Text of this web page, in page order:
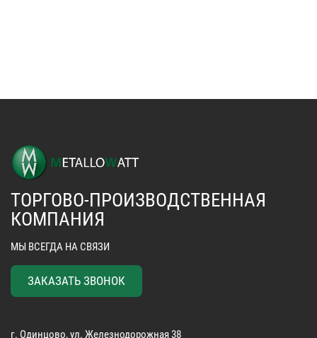
ТОРГОВО-ПРОИЗВОДСТВЕННАЯ
КОМПАНИЯ
МЫ ВСЕГДА НА СВЯЗИ
ЗАКАЗАТЬ ЗВОНОК
г. Одинцово, ул. Железнодорожная 38